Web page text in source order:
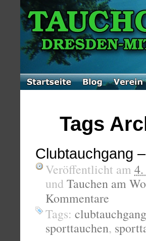
Tags
Clubtauchgang
Veröffentlicht am
und Tauchen am
Kommentare
Tags: clubtauchgang
sporttauchen,